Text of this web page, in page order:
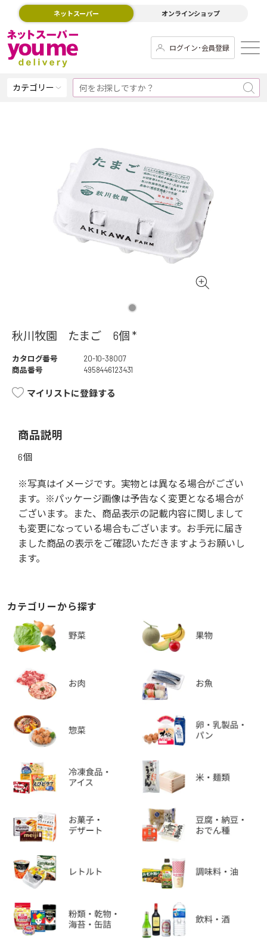
ネットスーパー オンラインショップ
ログイン･会員登録
カテゴリー
秋川牧園 たまご 6個 *
カタログ番号
20-10-38007
商品番号
4958446123431
マイリストに登録する
商品説明
6個
※写真はイメージです。実物とは異なる場合がござい
ます。※パッケージ画像は予告なく変更となる場合が
ございます。また、商品表示の記載内容に関しまして
も変更になっている場合もございます。お手元に届き
ました商品の表示をご確認いただきますようお願いし
ます。
カテゴリーから探す